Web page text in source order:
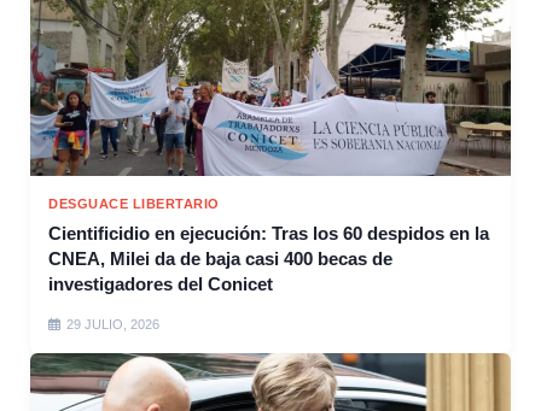
DESGUACE LIBERTARIO
Cientificidio en ejecución: Tras los 60 despidos en la
CNEA, Milei da de baja casi 400 becas de
investigadores del Conicet
29 JULIO, 2026